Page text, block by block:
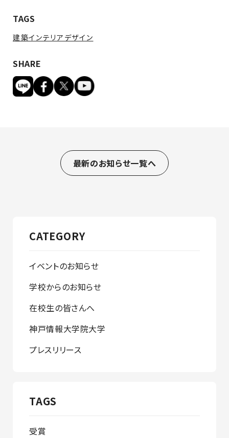
TAGS
建築インテリアデザイン
SHARE
最新のお知らせ一覧へ
CATEGORY
イベントのお知らせ
学校からのお知らせ
在校生の皆さんへ
神戸情報大学院大学
プレスリリース
TAGS
受賞